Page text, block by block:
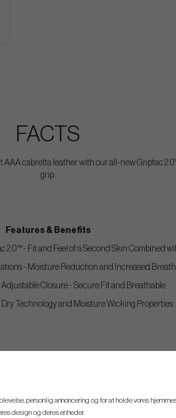
FACTS
cabretta leather with our all-new Griptac
grip.
Features & Benefits
- Fit and Feel of a Second Skin Combined
- Moisture Reduction and Increased
Closure - Secure Fit and Breathable
Dry Technology and Moisture Wicking Properties
personlig annoncering og for at holde vores
design og deres enheder.